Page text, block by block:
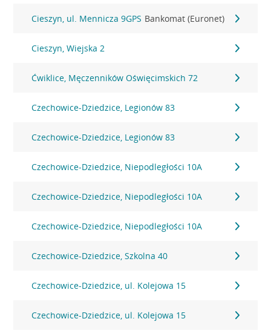
Cieszyn, ul. Mennicza 9GPS Bankomat (Euronet)
Cieszyn, Wiejska 2
Ćwiklice, Męczenników Oświęcimskich 72
Czechowice-Dziedzice, Legionów 83
Czechowice-Dziedzice, Legionów 83
Czechowice-Dziedzice, Niepodległości 10A
Czechowice-Dziedzice, Niepodległości 10A
Czechowice-Dziedzice, Niepodległości 10A
Czechowice-Dziedzice, Szkolna 40
Czechowice-Dziedzice, ul. Kolejowa 15
Czechowice-Dziedzice, ul. Kolejowa 15